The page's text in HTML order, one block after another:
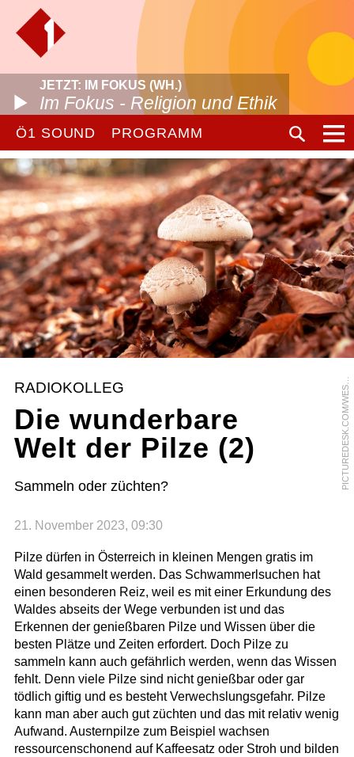
JETZT: IM FOKUS (WH.)
Im Fokus - Religion und Ethik
Ö1 SOUND PROGRAMM
P
I
C
T
U
R
E
D
E
S
K
.
C
O
M
/
W
E
S
T
E
N
D
6
1
/
V
E
A
M
RADIOKOLLEG
Die wunderbare
Welt der Pilze (2)
Sammeln oder züchten?
21. November 2023, 09:30
Pilze dürfen in Österreich in kleinen Mengen gratis im
Wald gesammelt werden. Das Schwammerlsuchen hat
einen besonderen Reiz, weil es mit einer Erkundung des
Waldes abseits der Wege verbunden ist und das
Erkennen der genießbaren Pilze und Wissen über die
besten Plätze und Zeiten erfordert. Doch Pilze zu
sammeln kann auch gefährlich werden, wenn das Wissen
fehlt. Denn viele Pilze sind nicht genießbar oder gar
tödlich giftig und es besteht Verwechslungsgefahr. Pilze
kann man aber auch gut züchten und das mit relativ wenig
Aufwand. Austernpilze zum Beispiel wachsen
ressourcenschonend auf Kaffeesatz oder Stroh und bilden